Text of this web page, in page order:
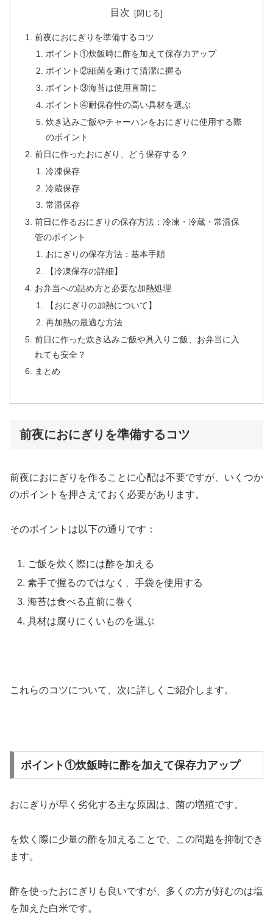
目次
前夜におにぎりを準備するコツ
ポイント①炊飯時に酢を加えて保存力アップ
ポイント②細菌を避けて清潔に握る
ポイント③海苔は使用直前に
ポイント④耐保存性の高い具材を選ぶ
炊き込みご飯やチャーハンをおにぎりに使用する際
のポイント
前日に作ったおにぎり、どう保存する？
冷凍保存
冷蔵保存
常温保存
前日に作るおにぎりの保存方法：冷凍・冷蔵・常温保
管のポイント
おにぎりの保存方法：基本手順
【冷凍保存の詳細】
お弁当への詰め方と必要な加熱処理
【おにぎりの加熱について】
再加熱の最適な方法
前日に作った炊き込みご飯や具入りご飯、お弁当に入
れても安全？
まとめ
前夜におにぎりを準備するコツ
前夜におにぎりを作ることに心配は不要ですが、いくつか
のポイントを押さえておく必要があります。
そのポイントは以下の通りです：
ご飯を炊く際には酢を加える
素手で握るのではなく、手袋を使用する
海苔は食べる直前に巻く
具材は腐りにくいものを選ぶ
これらのコツについて、次に詳しくご紹介します。
ポイント①炊飯時に酢を加えて保存力アップ
おにぎりが早く劣化する主な原因は、菌の増殖です。
を炊く際に少量の酢を加えることで、この問題を抑制でき
ます。
酢を使ったおにぎりも良いですが、多くの方が好むのは塩
を加えた白米です。